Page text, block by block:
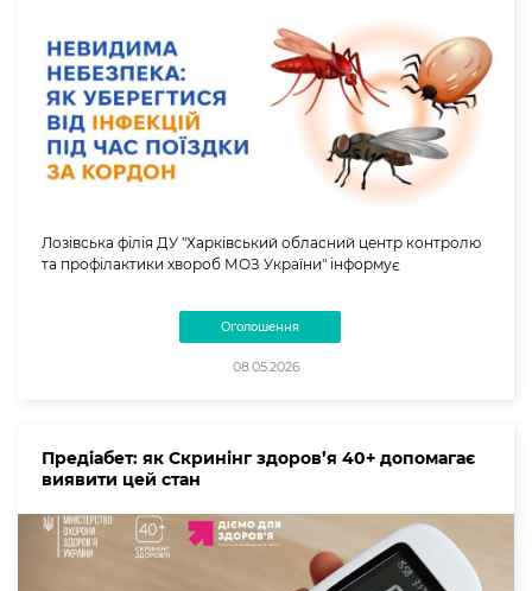
Лозівська філія ДУ "Харківський обласний центр контролю
та профілактики хвороб МОЗ України" інформує
Оголошення
08.05.2026
Предіабет: як Скринінг здоров’я 40+ допомагає
виявити цей стан